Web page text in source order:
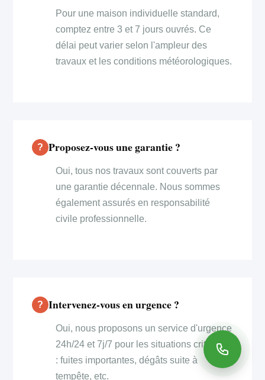
Pour une maison individuelle standard,
comptez entre 3 et 7 jours ouvrés. Ce
délai peut varier selon l'ampleur des
travaux et les conditions météorologiques.
Proposez-vous une garantie ?
Oui, tous nos travaux sont couverts par
une garantie décennale. Nous sommes
également assurés en responsabilité
civile professionnelle.
Intervenez-vous en urgence ?
Oui, nous proposons un service d'urgence
24h/24 et 7j/7 pour les situations critiques
: fuites importantes, dégâts suite à
tempête, etc.